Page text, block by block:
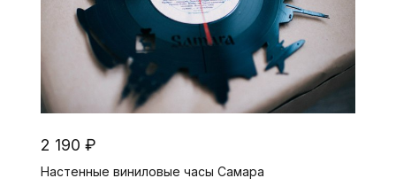
2 190 ₽
Настенные виниловые часы Самара